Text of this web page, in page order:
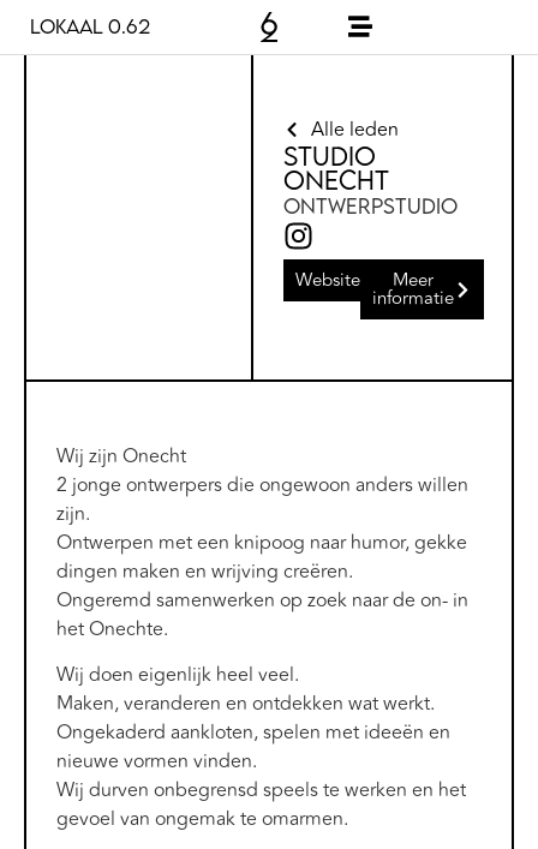
Lokaal 0.62
Alle leden
Studio
Onecht
Ontwerpstudio
Website Meer
informatie
Wij zijn Onecht
2 jonge ontwerpers die ongewoon anders willen
zijn.
Ontwerpen met een knipoog naar humor, gekke
dingen maken en wrijving creëren.
Ongeremd samenwerken op zoek naar de on- in
het Onechte.
Wij doen eigenlijk heel veel.
Maken, veranderen en ontdekken wat werkt.
Ongekaderd aankloten, spelen met ideeën en
nieuwe vormen vinden.
Wij durven onbegrensd speels te werken en het
gevoel van ongemak te omarmen.